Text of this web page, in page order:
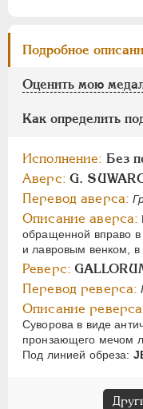
Подробное
Оценить мою
Как определить
Исполнение: Без
Аверс: G.
Перевод аверса:
Описание аверса:
обращенной вправо
и лавровым венком,
Реверс:
Перевод реверса:
Описание
Суворова в виде
пронзающего мечом
Под линией обреза:
НИКОЛАЙ I 1826-
АЛЕКСАНДР III
НИКОЛАЙ II